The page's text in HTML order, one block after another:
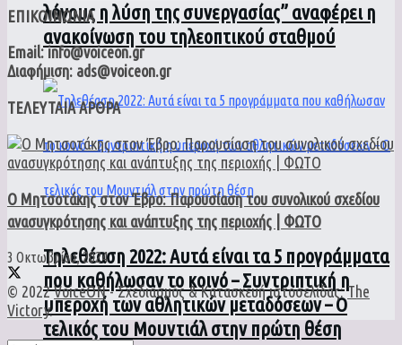
λόγους η λύση της συνεργασίας” αναφέρει η
ανακοίνωση του τηλεοπτικού σταθμού
Τηλεθέαση 2022: Αυτά είναι τα 5 προγράμματα
που καθήλωσαν το κοινό – Συντριπτική η
υπεροχή των αθλητικών μεταδόσεων – Ο
τελικός του Μουντιάλ στην πρώτη θέση
ΕΠΙΚΟΙΝΩΝΙΑ
Email: info@voiceon.gr
Διαφήμιση: ads@voiceon.gr
ΤΕΛΕΥΤΑΙΑ ΑΡΘΡΑ
Ο Μητσοτάκης στον Έβρο: Παρουσίαση του συνολικού σχεδίου
ανασυγκρότησης και ανάπτυξης της περιοχής | ΦΩΤΟ
3 Οκτωβρίου, 2024
© 2022VoiceON- Σχεδιασμός & Κατασκευή ιστοσελίδας:The
Victory.